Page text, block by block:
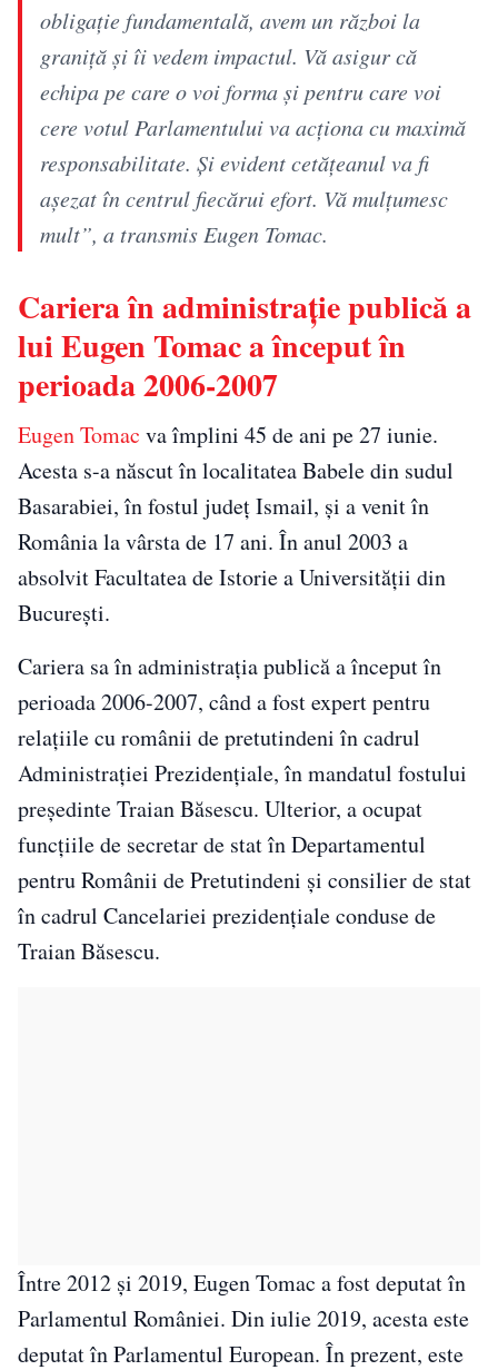
obligație fundamentală, avem un război la
graniță și îi vedem impactul. Vă asigur că
echipa pe care o voi forma și pentru care voi
cere votul Parlamentului va acționa cu maximă
responsabilitate. Și evident cetățeanul va fi
așezat în centrul fiecărui efort. Vă mulțumesc
mult”, a transmis Eugen Tomac.
Cariera în administrație publică a
lui Eugen Tomac a început în
perioada 2006-2007
Eugen Tomac va împlini 45 de ani pe 27 iunie.
Acesta s-a născut în localitatea Babele din sudul
Basarabiei, în fostul județ Ismail, și a venit în
România la vârsta de 17 ani. În anul 2003 a
absolvit Facultatea de Istorie a Universității din
București.
Cariera sa în administrația publică a început în
perioada 2006-2007, când a fost expert pentru
relațiile cu românii de pretutindeni în cadrul
Administrației Prezidențiale, în mandatul fostului
președinte Traian Băsescu. Ulterior, a ocupat
funcțiile de secretar de stat în Departamentul
pentru Românii de Pretutindeni și consilier de stat
în cadrul Cancelariei prezidențiale conduse de
Traian Băsescu.
Între 2012 și 2019, Eugen Tomac a fost deputat în
Parlamentul României. Din iulie 2019, acesta este
deputat în Parlamentul European. În prezent, este